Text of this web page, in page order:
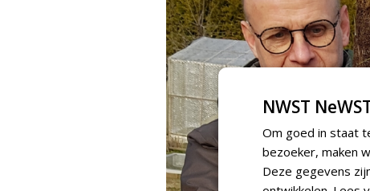
NWST
Om goed in staat
bezoeker, maken
Deze gegevens